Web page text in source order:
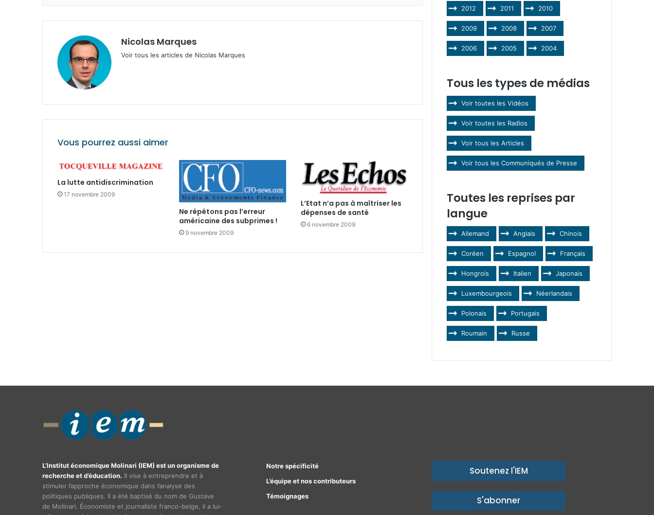
Nicolas Marques
Voir tous les articles de Nicolas Marques
Vous pourrez aussi aimer
La lutte antidiscrimination
17 novembre 2009
Ne répétons pas l’erreur
américaine des subprimes !
9 novembre 2009
L’Etat n’a pas à maîtriser les
dépenses de santé
6 novembre 2009
2012 2011 2010
2009 2008 2007
2006 2005 2004
Tous les types de médias
Voir toutes les Vidéos
Voir toutes les Radios
Voir tous les Articles
Voir tous les Communiqués de Presse
Toutes les reprises par
langue
Allemand Anglais Chinois
Coréen Espagnol Français
Hongrois Italien Japonais
Luxembourgeois Néerlandais
Polonais Portugais
Roumain Russe
L’Institut économique Molinari (IEM) est un organisme de
recherche et d’éducation. Il vise à entreprendre et à
stimuler l’approche économique dans l’analyse des
politiques publiques. Il a été baptisé du nom de Gustave
de Molinari. Économiste et journaliste franco-belge, il a lui-
Notre spécificité
L’équipe et nos contributeurs
Témoignages
Soutenez l'IEM
S'abonner